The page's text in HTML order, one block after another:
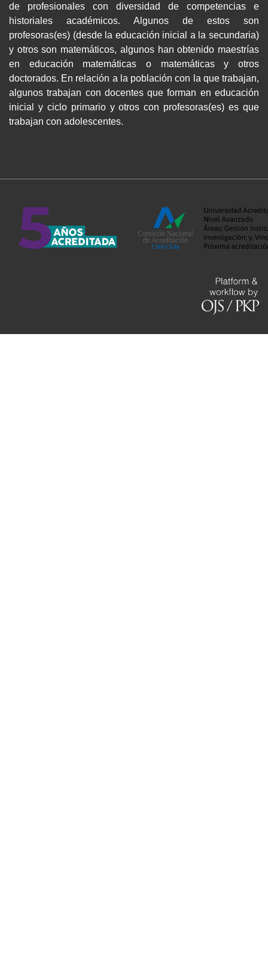
de profesionales con diversidad de competencias e
historiales académicos. Algunos de estos son
profesoras(es) (desde la educación inicial a la secundaria)
y otros son matemáticos, algunos han obtenido maestrías
en educación matemáticas o matemáticas y otros
doctorados. En relación a la población con la que trabajan,
algunos trabajan con docentes que forman en educación
inicial y ciclo primario y otros con profesoras(es) es que
trabajan con adolescentes.